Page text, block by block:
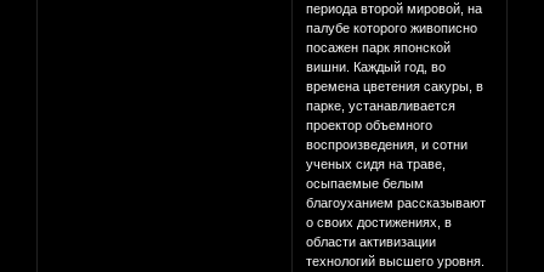
периода второй мировой, на
палубе которого живописно
посажен парк японской
вишни. Каждый год, во
времена цветения сакуры, в
парке, устанавливается
проектор объемного
воспроизведения, и сотни
ученых сидя на траве,
осыпаемые белым
благоуханием рассказывают
о своих достижениях, в
области активизации
технологий высшего уровня.